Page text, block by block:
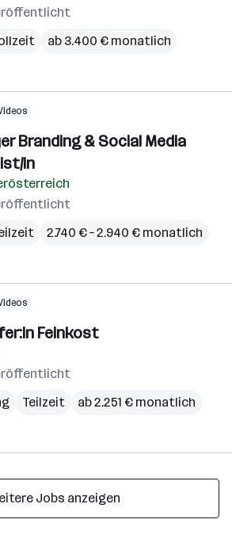
ab 3.400 € monatlich
Branding & Social Media
in
2.740 € – 2.940 € monatlich
Feinkost
Teilzeit ab 2.251 € monatlich
Jobs anzeigen